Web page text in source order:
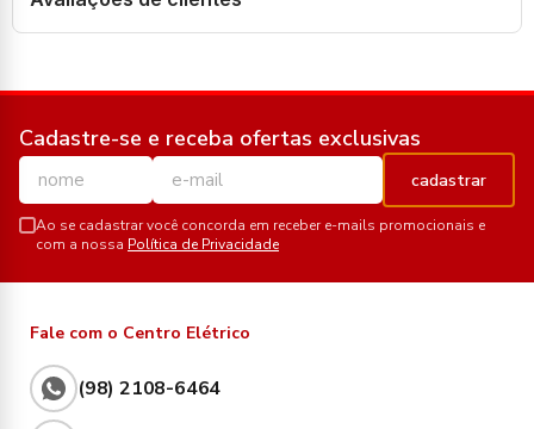
Cadastre-se e receba ofertas exclusivas
cadastrar
Ao se cadastrar você concorda em receber e-mails promocionais e
com a nossa Política de Privacidade
Fale com o Centro Elétrico
(98) 2108-6464